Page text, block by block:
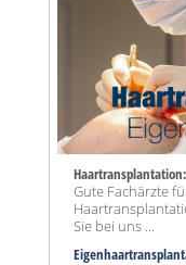
Haartransplantation:
Gute Fachärzte
Sie bei uns ...